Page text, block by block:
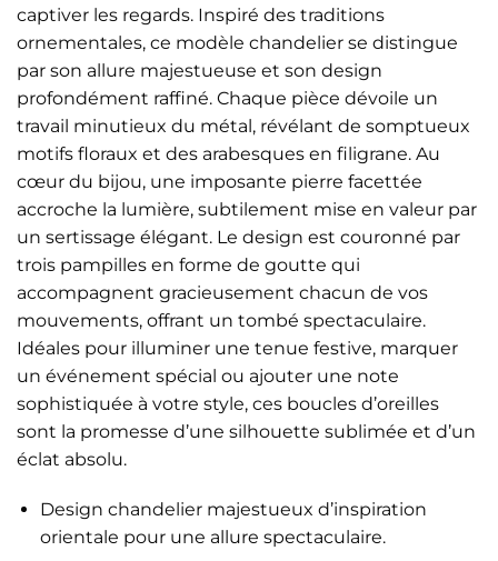
captiver les regards. Inspiré des traditions
ornementales, ce modèle chandelier se distingue
par son allure majestueuse et son design
profondément raffiné. Chaque pièce dévoile un
travail minutieux du métal, révélant de somptueux
motifs floraux et des arabesques en filigrane. Au
cœur du bijou, une imposante pierre facettée
accroche la lumière, subtilement mise en valeur par
un sertissage élégant. Le design est couronné par
trois pampilles en forme de goutte qui
accompagnent gracieusement chacun de vos
mouvements, offrant un tombé spectaculaire.
Idéales pour illuminer une tenue festive, marquer
un événement spécial ou ajouter une note
sophistiquée à votre style, ces boucles d’oreilles
sont la promesse d’une silhouette sublimée et d’un
éclat absolu.
Design chandelier majestueux d’inspiration
orientale pour une allure spectaculaire.